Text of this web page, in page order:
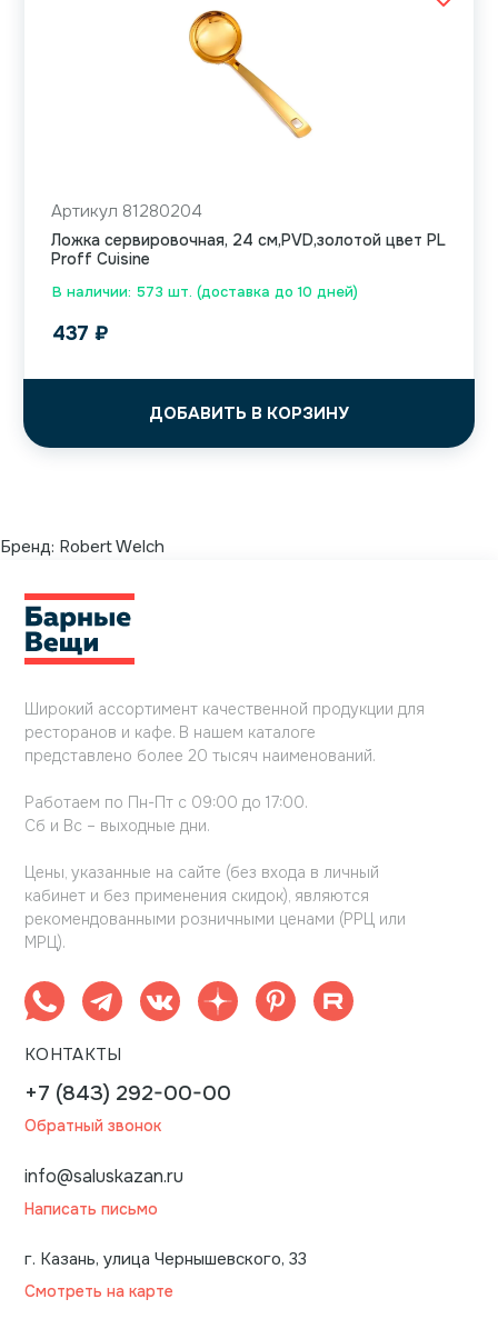
В наличии: 573 шт. (доставка до 10 дней)
Артикул 81280204
Ложка сервировочная, 24 см,PVD,золотой цвет PL
Proff Cuisine
437 ₽
ДОБАВИТЬ В КОРЗИНУ
Бренд: Robert Welch
Широкий ассортимент качественной продукции для
ресторанов и кафе. В нашем каталоге
представлено более 20 тысяч наименований.
Работаем по Пн-Пт с 09:00 до 17:00.
Сб и Вс – выходные дни.
Цены, указанные на сайте (без входа в личный
кабинет и без применения скидок), являются
рекомендованными розничными ценами (РРЦ или
МРЦ).
КОНТАКТЫ
+7 (843) 292-00-00
Обратный звонок
info@saluskazan.ru
Написать письмо
г. Казань, улица Чернышевского, 33
Смотреть на карте